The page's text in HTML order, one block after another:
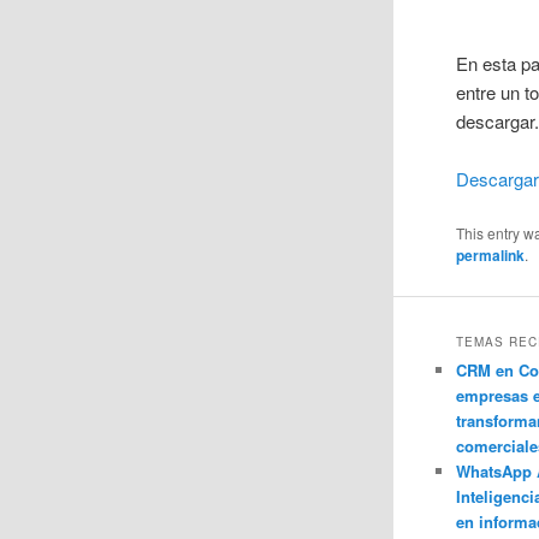
En esta
entre un
descargar.
This entry
permalink.
TEMAS
CRM en
empresas
WhatsApp
en